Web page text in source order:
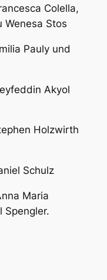
Colella,
Wenesa Stos
Pauly und
Akyol
Holzwirth
Schulz
Maria
Spengler.